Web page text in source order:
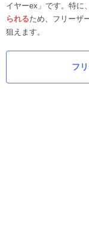
イヤーex」です。特に、
られるため、フリーザ
狙えます。
フ